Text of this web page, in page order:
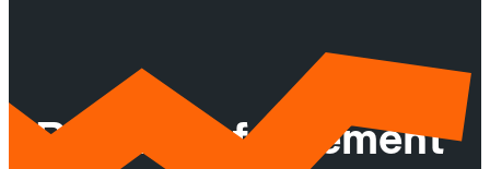
Réservez facilement